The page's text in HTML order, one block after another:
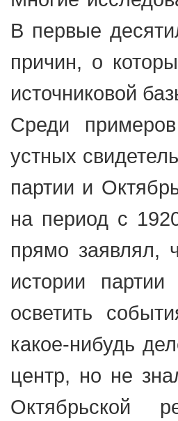
В первые
причин, о
источниковой
Среди
устных
партии и
на период с
прямо заявлял,
истории
осветить
какое-нибудь
центр, но не
Октябрьской